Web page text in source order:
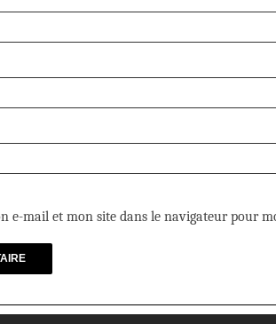
e-mail et mon site dans le navigateur pour